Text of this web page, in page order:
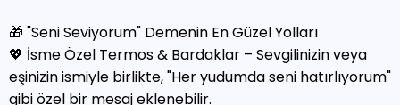
🎁 "Seni Seviyorum" Demenin En Güzel Yolları
💖 İsme Özel Termos & Bardaklar – Sevgilinizin veya
eşinizin ismiyle birlikte, "Her yudumda seni hatırlıyorum"
gibi özel bir mesaj eklenebilir.